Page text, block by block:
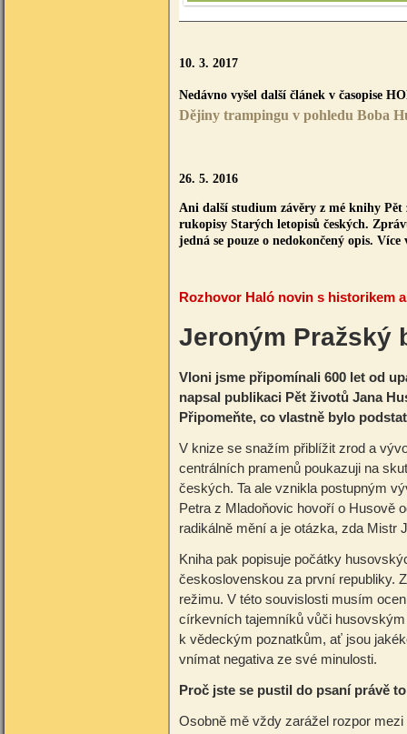
10. 3. 2017
Nedávno vyšel další článek v časopise
Dějiny trampingu v pohledu Boba
26. 5. 2016
Ani další studium závěry z mé knihy
rukopisy Starých letopisů českých.
jedná se pouze o nedokončený opis.
Rozhovor Haló novin s historikem
Jeroným Pražský
Vloni jsme připomínali 600 let od
napsal publikaci Pět životů Jana
Připomeňte, co vlastně bylo
V knize se snažím přiblížit zrod a
centrálních pramenů poukazuji na
českých. Ta ale vznikla postupným
Petra z Mladoňovic hovoří o Husově
radikálně mění a je otázka, zda Mistr
Kniha pak popisuje počátky
československou za první republiky.
režimu. V této souvislosti musím
církevních tajemníků vůči
k vědeckým poznatkům, ať jsou
vnímat negativa ze své minulosti.
Proč jste se pustil do psaní právě
Osobně mě vždy zarážel rozpor